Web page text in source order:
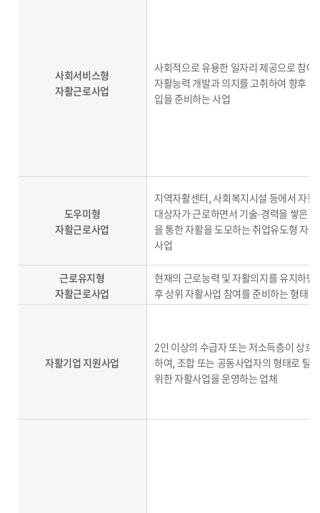
사회서비스형
자활근로사업
사회적으로 유용한 일자리 제공으로 참여
자활능력 개발과 의지를 고취하여 향후
입을 준비하는 사업
도우미형
자활근로사업
지역자활센터, 사회복지시설 등에서 자활
대상자가 근로하면서 기술·경력을 쌓은
을 통한 자활을 도모하는 취업유도형 자
사업
근로유지형
자활근로사업
현재의 근로능력 및 자활의지를 유지하면
후 상위 자활사업 참여를 준비하는 형태의
자활기업 지원사업
2인 이상의 수급자 또는 저소득층이 상호
하여, 조합 또는 공동사업자의 형태로 탈
위한 자활사업을 운영하는 업체